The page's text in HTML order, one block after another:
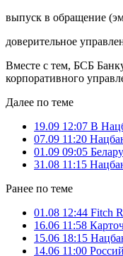
выпуск в обращение
доверительное
Вместе с тем, БСБ
корпоративного
Далее по теме
19.09 12:07 В
07.09 11:20
01.09 09:05
31.08 11:15
Ранее по теме
01.08 12:44 Fitch
16.06 11:58
15.06 18:15
14.06 11:00